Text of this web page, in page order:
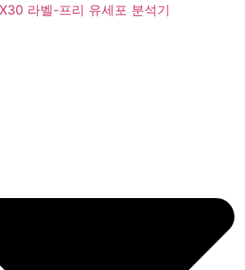
라벨-프리 유세포 분석기